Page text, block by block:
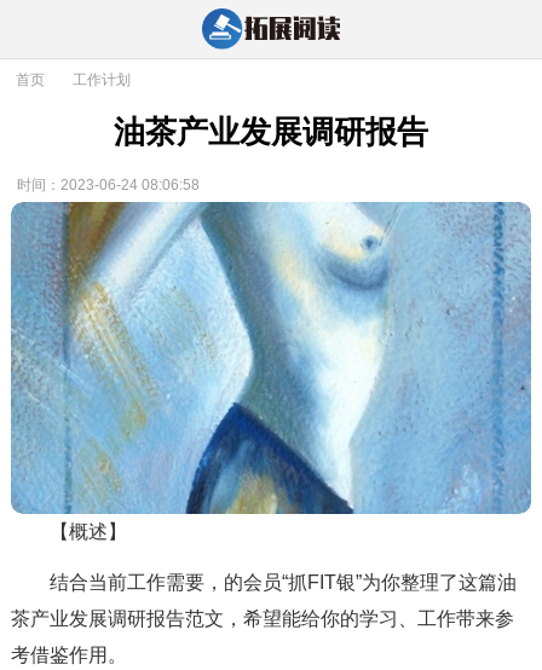
首页 工作计划
油茶产业发展调研报告
时间：2023-06-24 08:06:58
【概述】
结合当前工作需要，的会员“抓FIT银”为你整理了这篇油
茶产业发展调研报告范文，希望能给你的学习、工作带来参
考借鉴作用。